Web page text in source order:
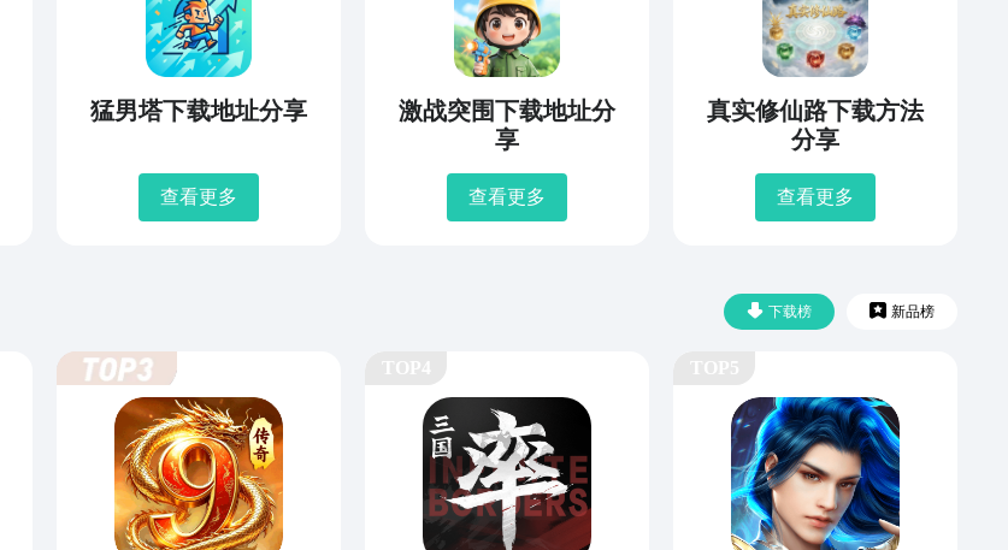
猛男塔下载地址分享
查看更多
激战突围下载地址分
享
查看更多
真实修仙路下载方法
分享
查看更多
下载榜 新品榜